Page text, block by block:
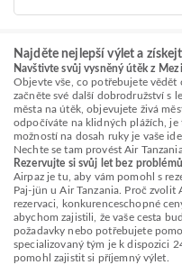
Najděte nejlepší výlet a
Navštivte svůj vysněný útěk z
Objevte vše, co potřebujete vědět
začněte své další dobrodružství s
města na útěk, objevujete živá
odpočíváte na klidných plážích, je
možností na dosah ruky je vaše
Nechte se tam provést Air
Rezervujte si svůj let bez
Airpaz je tu, aby vám pomohl s
Paj-jün u Air Tanzania. Proč zvolit
rezervaci, konkurenceschopné
abychom zajistili, že vaše cesta
požadavky nebo potřebujete
specializovaný tým je k dispozici
pomohl zajistit si příjemný výlet.